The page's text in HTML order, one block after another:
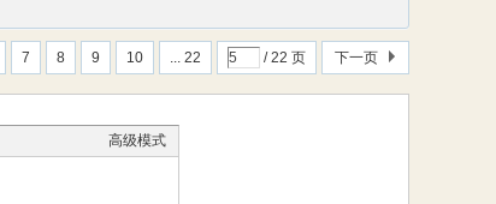
7 8 9 10 ... 22 / 22 页 下一页
高级模式